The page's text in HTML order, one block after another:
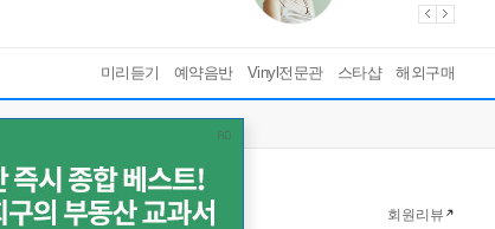
미리듣기 예약음반 Vinyl전문관 스타샵 해외구매
회원리뷰